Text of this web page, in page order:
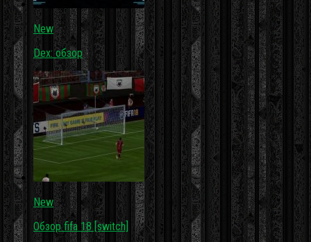
New
Dex: обзор
New
Обзор fifa 18 [switch]